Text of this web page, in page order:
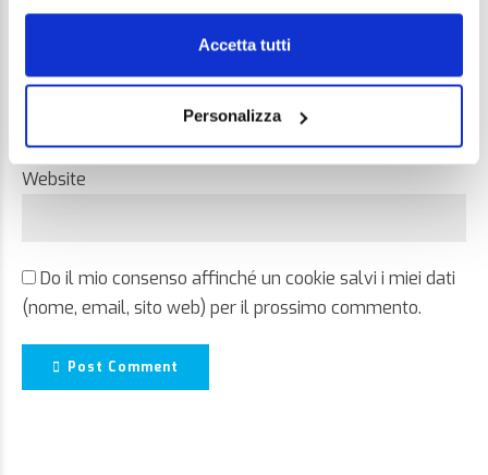
Accetta tutti
Personalizza
Email *
Website
Do il mio consenso affinché un cookie salvi i miei dati
(nome, email, sito web) per il prossimo commento.
Post Comment